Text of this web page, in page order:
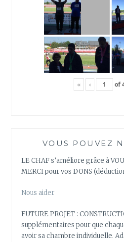
« ‹ of
VOUS POUVEZ
LE CHAF s’améliore grâce à
MERCI pour vos DONS
Nous aider
FUTURE PROJET :
supplémentaires pour que
avoir sa chambre individuelle.